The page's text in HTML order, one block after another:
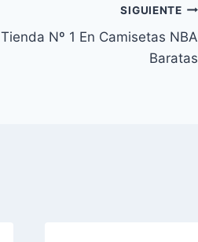
SIGUIENTE
Tienda Nº 1 En Camisetas NBA
Baratas